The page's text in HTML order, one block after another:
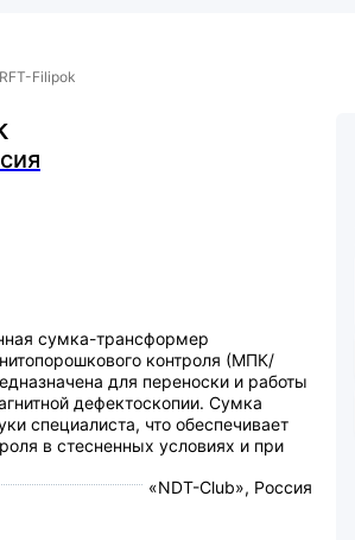
Filipok
сумка-трансформер
контроля (МПК/
для переноски и работы
дефектоскопии. Сумка
специалиста, что обеспечивает
в стесненных условиях и при
«NDT-Club», Россия